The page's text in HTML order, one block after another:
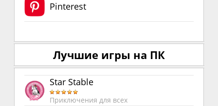
Pinterest
Лучшие игры на ПК
Star Stable
Приключения для всех